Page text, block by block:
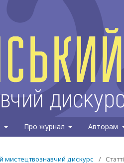
Про журнал Авторам
мистецтвознавчий дискурс / Статті